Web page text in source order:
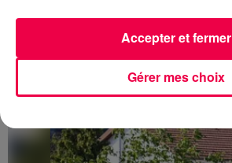
Gérer mes choix
Accepter et fermer